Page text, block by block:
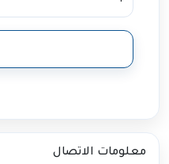
معلومات الاتصال